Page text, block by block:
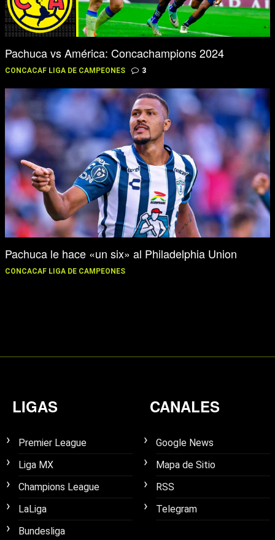
Pachuca vs América: Concachampions 2024
CONCACAF LIGA DE CAMPEONES 3
Pachuca le hace «un six» al Philadelphia Union
CONCACAF LIGA DE CAMPEONES
LIGAS
Premier League
Liga MX
Champions League
LaLiga
Bundesliga
CANALES
Google News
Mapa de Sitio
RSS
Telegram